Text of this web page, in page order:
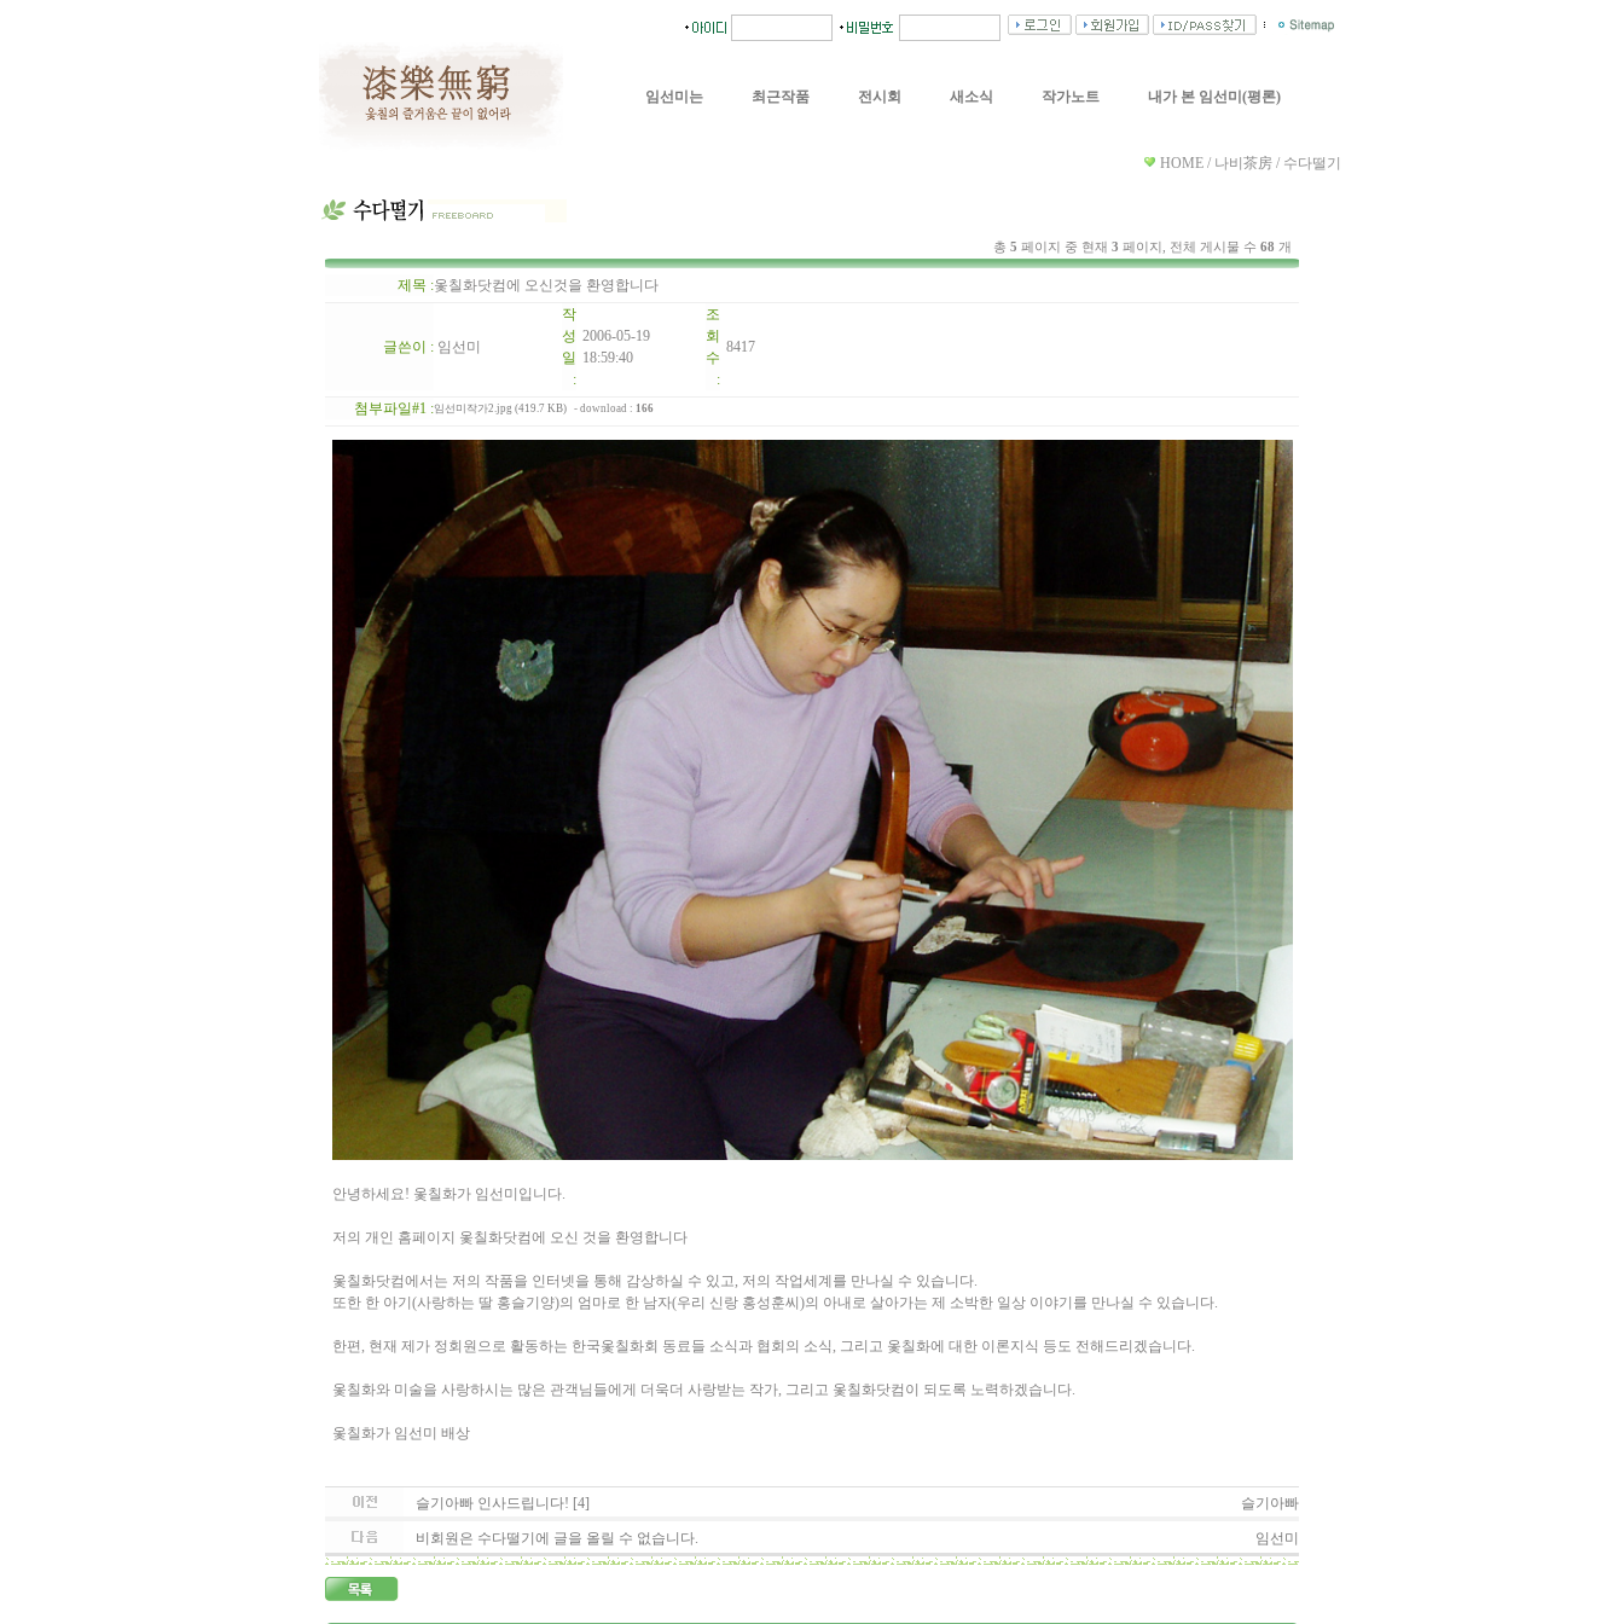
임선미는 최근작품 전시회 새소식 작가노트 내가 본 임선미(평론)
HOME / 나비茶房 / 수다떨기
총 5 페이지 중 현재 3 페이지, 전체 게시물 수 68 개
제목 :옻칠화닷컴에 오신것을 환영합니다
글쓴이 : 임선미
작
성
일
:
2006-05-19
18:59:40
조
회
수
:
8417
첨부파일#1 :임선미작가2.jpg (419.7 KB) - download : 166
안녕하세요! 옻칠화가 임선미입니다.
저의 개인 홈페이지 옻칠화닷컴에 오신 것을 환영합니다
옻칠화닷컴에서는 저의 작품을 인터넷을 통해 감상하실 수 있고, 저의 작업세계를 만나실 수 있습니다.
또한 한 아기(사랑하는 딸 홍슬기양)의 엄마로 한 남자(우리 신랑 홍성훈씨)의 아내로 살아가는 제 소박한 일상 이야기를 만나실 수 있습니다.
한편, 현재 제가 정회원으로 활동하는 한국옻칠화회 동료들 소식과 협회의 소식, 그리고 옻칠화에 대한 이론지식 등도 전해드리겠습니다.
옻칠화와 미술을 사랑하시는 많은 관객님들에게 더욱더 사랑받는 작가, 그리고 옻칠화닷컴이 되도록 노력하겠습니다.
옻칠화가 임선미 배상
슬기아빠 인사드립니다! [4] 슬기아빠
비회원은 수다떨기에 글을 올릴 수 없습니다. 임선미